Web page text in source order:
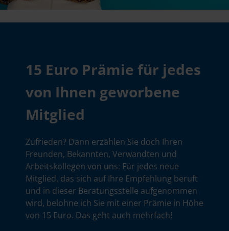
15 Euro Prämie für jedes
von Ihnen geworbene
Mitglied
Zufrieden? Dann erzählen Sie doch Ihren
Freunden, Bekannten, Verwandten und
Arbeitskollegen von uns: Für jedes neue
Mitglied, das sich auf Ihre Empfehlung beruft
und in dieser Beratungsstelle aufgenommen
wird, belohne ich Sie mit einer Prämie in Höhe
von 15 Euro. Das geht auch mehrfach!